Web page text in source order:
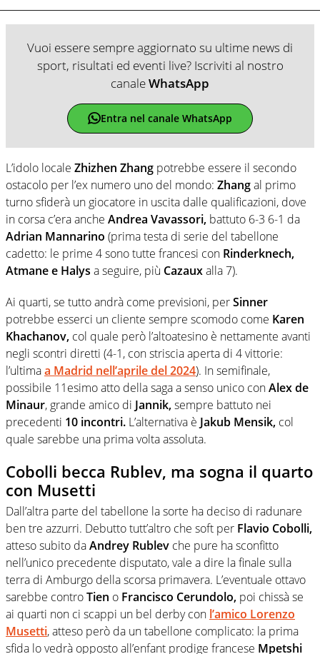
Vuoi essere sempre aggiornato su ultime news di
sport, risultati ed eventi live? Iscriviti al nostro
canaleWhatsApp
Entra nel canale WhatsApp
L’idolo locale Zhizhen Zhang potrebbe essere il secondo
ostacolo per l’ex numero uno del mondo: Zhangal primo
turno sfiderà un giocatore in uscita dalle qualificazioni, dove
in corsa c’era anche Andrea Vavassori, battuto 6-3 6-1 da
Adrian Mannarino (prima testa di serie del tabellone
cadetto: le prime 4 sono tutte francesi con Rinderknech,
Atmane e Halys a seguire, più Cazauxalla 7).
Ai quarti, se tutto andrà come previsioni, perSinner
potrebbe esserci un cliente sempre scomodo come Karen
Khachanov, col quale però l’altoatesino è nettamente avanti
negli scontri diretti (4-1, con striscia aperta di 4 vittorie:
l’ultimaa Madrid nell’aprile del 2024). In semifinale,
possibile 11esimo atto della saga a senso unico conAlex de
Minaur, grande amico di Jannik,sempre battuto nei
precedenti 10 incontri. L’alternativa è Jakub Mensik, col
quale sarebbe una prima volta assoluta.
Cobolli becca Rublev, ma sogna il quarto
con Musetti
Dall’altra parte del tabellone la sorte ha deciso di radunare
ben tre azzurri. Debutto tutt’altro che soft per Flavio Cobolli,
atteso subito daAndrey Rublev che pure ha sconfitto
nell’unico precedente disputato, vale a dire la finale sulla
terra di Amburgo della scorsa primavera. L’eventuale ottavo
sarebbe controTien o Francisco Cerundolo, poi chissà se
ai quarti non ci scappi un bel derby con l’amico Lorenzo
Musetti, atteso però da un tabellone complicato: la prima
sfida lo vedrà opposto all’enfant prodige francese Mpetshi